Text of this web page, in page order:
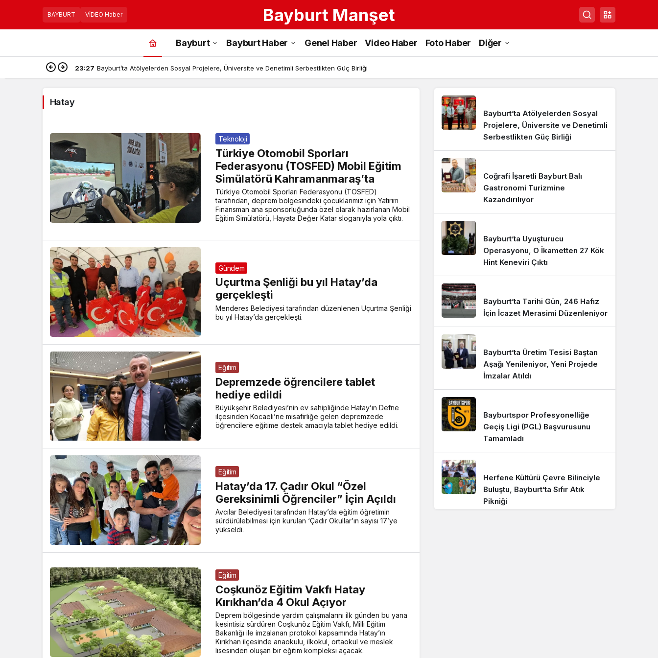
BAYBURT VİDEO Haber Bayburt Manşet
Hatay
Haberleri
Bayburt Bayburt Haber Genel Haber Video Haber Foto Haber Diğer
23:27 Bayburt’ta Atölyelerden Sosyal Projelere, Üniversite ve Denetimli Serbestlikten Güç Birliği
Hatay
Teknoloji
Türkiye Otomobil Sporları
Federasyonu (TOSFED) Mobil Eğitim
Simülatörü Kahramanmaraş’ta
Türkiye Otomobil Sporları Federasyonu (TOSFED)
tarafından, deprem bölgesindeki çocuklarımız için Yatırım
Finansman ana sponsorluğunda özel olarak hazırlanan Mobil
Eğitim Simülatörü, Hayata Değer Katar sloganıyla yola çıktı.
Gündem
Uçurtma Şenliği bu yıl Hatay’da
gerçekleşti
Menderes Belediyesi tarafından düzenlenen Uçurtma Şenliği
bu yıl Hatay’da gerçekleşti.
Eğitim
Depremzede öğrencilere tablet
hediye edildi
Büyükşehir Belediyesi’nin ev sahipliğinde Hatay’ın Defne
ilçesinden Kocaeli’ne misafirliğe gelen depremzede
öğrencilere eğitime destek amacıyla tablet hediye edildi.
Eğitim
Hatay’da 17. Çadır Okul “Özel
Gereksinimli Öğrenciler” İçin Açıldı
Avcılar Belediyesi tarafından Hatay’da eğitim öğretimin
sürdürülebilmesi için kurulan ‘Çadır Okullar’ın sayısı 17’ye
yükseldi.
Eğitim
Coşkunöz Eğitim Vakfı Hatay
Kırıkhan’da 4 Okul Açıyor
Deprem bölgesinde yardım çalışmalarını ilk günden bu yana
kesintisiz sürdüren Coşkunöz Eğitim Vakfı, Milli Eğitim
Bakanlığı ile imzalanan protokol kapsamında Hatay’ın
Kırıkhan ilçesinde anaokulu, ilkokul, ortaokul ve meslek
lisesinden oluşan bir eğitim kompleksi açacak.
Bayburt’ta Atölyelerden Sosyal
Projelere, Üniversite ve Denetimli
Serbestlikten Güç Birliği
Coğrafi İşaretli Bayburt Balı
Gastronomi Turizmine
Kazandırılıyor
Bayburt’ta Uyuşturucu
Operasyonu, O İkametten 27 Kök
Hint Keneviri Çıktı
Bayburt’ta Tarihi Gün, 246 Hafız
İçin İcazet Merasimi Düzenleniyor
Bayburt’ta Üretim Tesisi Baştan
Aşağı Yenileniyor, Yeni Projede
İmzalar Atıldı
Bayburtspor Profesyonelliğe
Geçiş Ligi (PGL) Başvurusunu
Tamamladı
Herfene Kültürü Çevre Bilinciyle
Buluştu, Bayburt’ta Sıfır Atık
Pikniği